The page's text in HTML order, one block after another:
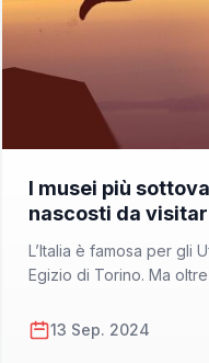
I musei più
nascosti da
L’Italia è famosa per gli
Egizio di Torino. Ma oltre
13 Sep. 2024